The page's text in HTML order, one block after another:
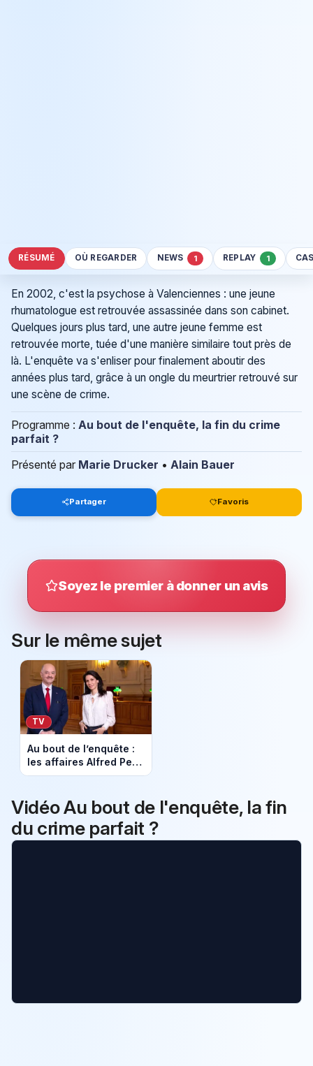
RÉSUMÉ OÙ REGARDER NEWS 1 REPLAY 1
En 2002, c'est la psychose à Valenciennes : une jeune
rhumatologue est retrouvée assassinée dans son cabinet.
Quelques jours plus tard, une autre jeune femme est
retrouvée morte, tuée d'une manière similaire tout près de
là. L'enquête va s'enliser pour finalement aboutir des
années plus tard, grâce à un ongle du meurtrier retrouvé sur
une scène de crime.
Programme : Au bout de l'enquête, la fin du crime
parfait ?
Présenté par Marie Drucker • Alain Bauer
Partager Favoris
Soyez le premier à donner un avis
Sur le même sujet
TV
Au bout de l’enquête :
les affaires Alfred Petit
et Lionel Cardon au
14 mars
Vidéo Au bout de l'enquête, la fin
du crime parfait ?